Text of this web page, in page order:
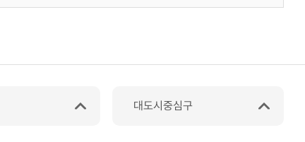
대도시중심구